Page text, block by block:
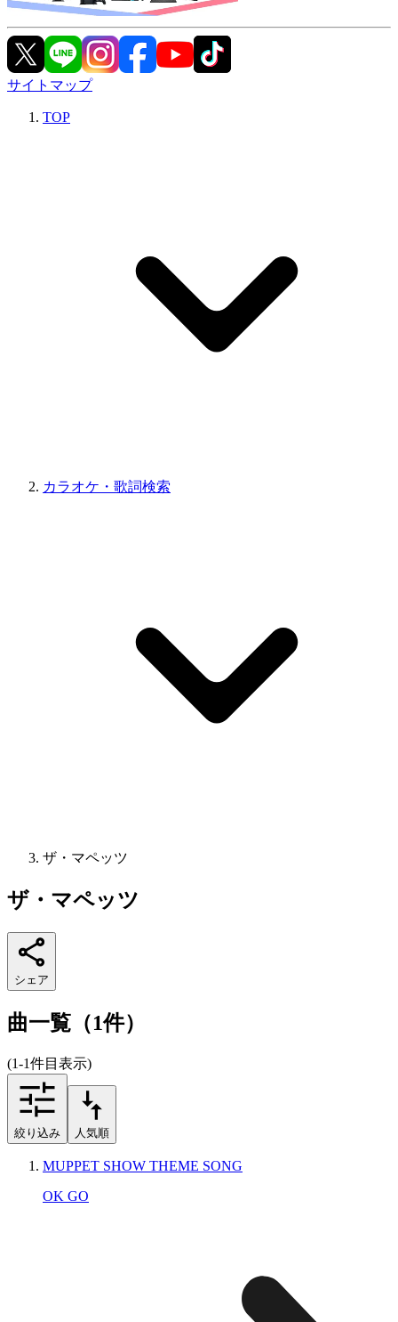
サイトマップ
TOP
カラオケ・歌詞検索
ザ・マペッツ
ザ・マペッツ
シェア
曲一覧（1件）
(1-1件目表示)
絞り込み 人気順
MUPPET SHOW THEME SONG
OK GO